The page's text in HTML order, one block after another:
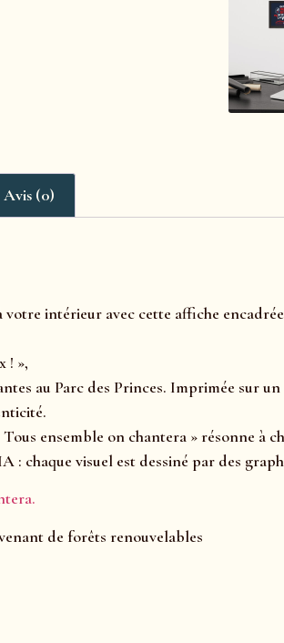
Avis (0)
votre intérieur avec cette affiche
! »,
au Parc des Princes. Imprimée sur
ensemble on chantera » résonne à
: chaque visuel est dessiné par des
de forêts renouvelables